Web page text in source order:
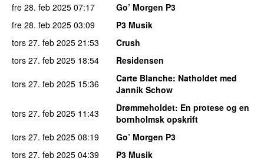
fre 28. feb 2025 07:17
Go’ Morgen P3
fre 28. feb 2025 03:09
P3 Musik
tors 27. feb 2025 21:53
Crush
tors 27. feb 2025 18:54
Residensen
tors 27. feb 2025 15:36 Carte Blanche: Natholdet med
Jannik Schow
tors 27. feb 2025 11:43 Drømmeholdet: En protese og en
bornholmsk opskrift
tors 27. feb 2025 08:19
Go’ Morgen P3
tors 27. feb 2025 04:39
P3 Musik